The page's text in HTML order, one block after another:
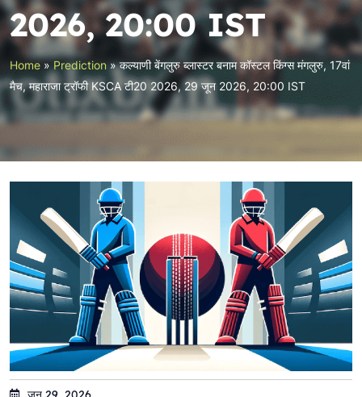
2026, 20:00 IST
Home » Prediction»कल्याणी बेंगलुरु ब्लास्टर बनाम कॉस्टल किंग्स मंगलुरु, 17वां
मैच, महाराजा ट्रॉफी KSCA टी20 2026, 29 जून 2026, 20:00 IST